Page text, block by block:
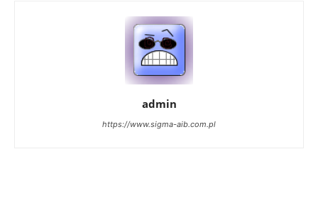
admin
https://www.sigma-aib.com.pl